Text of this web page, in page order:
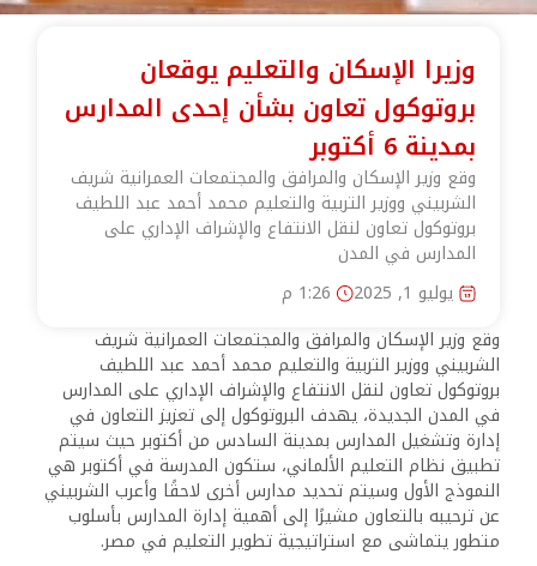
وزيرا الإسكان والتعليم يوقعان
بروتوكول تعاون بشأن إحدى المدارس
بمدينة 6 أكتوبر
وقع وزير الإسكان والمرافق والمجتمعات العمرانية شريف
الشربيني ووزير التربية والتعليم محمد أحمد عبد اللطيف
بروتوكول تعاون لنقل الانتفاع والإشراف الإداري على
المدارس في المدن
يوليو 1, 2025
1:26 م
وقع وزير الإسكان والمرافق والمجتمعات العمرانية شريف
الشربيني ووزير التربية والتعليم محمد أحمد عبد اللطيف
بروتوكول تعاون لنقل الانتفاع والإشراف الإداري على المدارس
في المدن الجديدة، يهدف البروتوكول إلى تعزيز التعاون في
إدارة وتشغيل المدارس بمدينة السادس من أكتوبر حيث سيتم
تطبيق نظام التعليم الألماني، ستكون المدرسة في أكتوبر هي
النموذج الأول وسيتم تحديد مدارس أخرى لاحقًا وأعرب الشربيني
عن ترحيبه بالتعاون مشيرًا إلى أهمية إدارة المدارس بأسلوب
متطور يتماشى مع استراتيجية تطوير التعليم في مصر.